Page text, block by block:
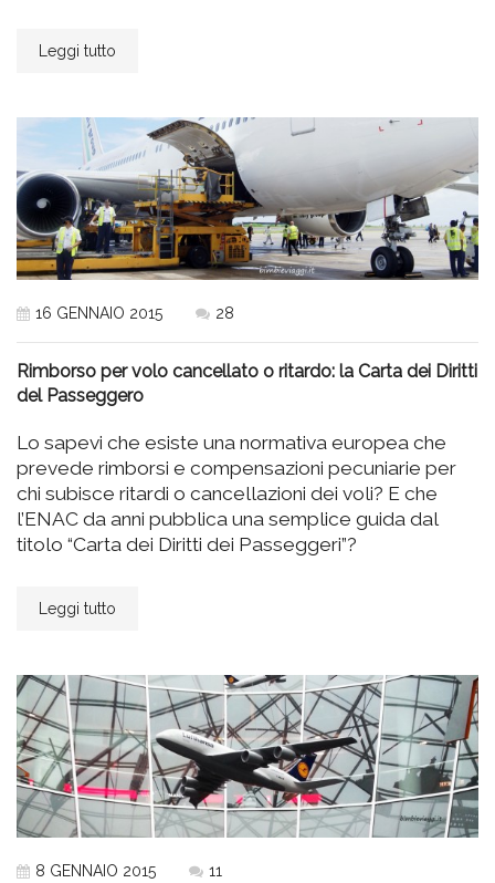
Leggi tutto
16 GENNAIO 2015 28
Rimborso per volo cancellato o ritardo: la Carta dei Diritti
del Passeggero
Lo sapevi che esiste una normativa europea che
prevede rimborsi e compensazioni pecuniarie per
chi subisce ritardi o cancellazioni dei voli? E che
l’ENAC da anni pubblica una semplice guida dal
titolo “Carta dei Diritti dei Passeggeri”?
Leggi tutto
8 GENNAIO 2015 11